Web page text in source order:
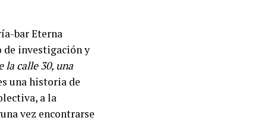
bar Eterna
de investigación y
la calle 30, una
una historia de
a la
vez encontrarse